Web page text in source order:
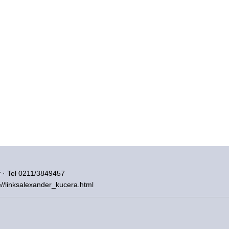
Tel 0211/3849457
linksalexander_kucera.html